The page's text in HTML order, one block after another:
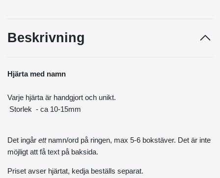
Beskrivning
Hjärta med namn
Varje hjärta är handgjort och unikt.
Storlek - ca 10-15mm
Det ingår ettnamn/ord på ringen, max 5-6 bokstäver. Det är inte
möjligt att få text på baksida.
Priset avser hjärtat, kedja beställs separat.